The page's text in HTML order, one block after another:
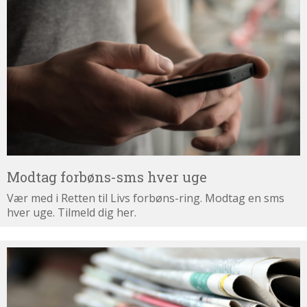
uge
Modtag forbøns-sms hver uge
Vær med i Retten til Livs forbøns-ring. Modtag en sms
hver uge. Tilmeld dig her.
Tilmeld
dig
nyhedsbrevet